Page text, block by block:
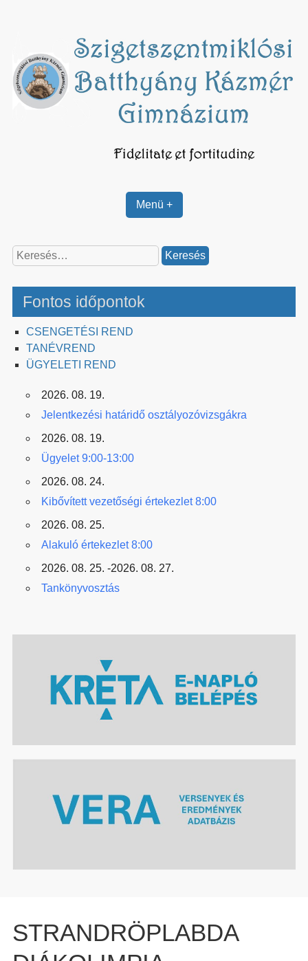
Menü +
Keresés:
Fontos időpontok
CSENGETÉSI REND
TANÉVREND
ÜGYELETI REND
2026. 08. 19.
Jelentkezési határidő osztályozóvizsgákra
2026. 08. 19.
Ügyelet 9:00-13:00
2026. 08. 24.
Kibővített vezetőségi értekezlet 8:00
2026. 08. 25.
Alakuló értekezlet 8:00
2026. 08. 25. -2026. 08. 27.
Tankönyvosztás
STRANDRÖPLABDA